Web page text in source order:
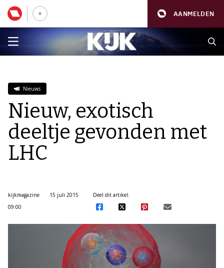
AANMELDEN
Nieuws
Nieuw, exotisch
deeltje gevonden met
LHC
kijkmagazine
15 juli 2015
09:00
Deel dit artikel: